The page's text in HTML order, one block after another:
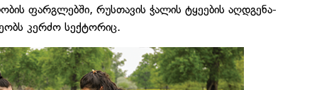
ფარგლებში, რუსთავის ჭალის ტყეების აღდგენა-
კერძო სექტორიც.